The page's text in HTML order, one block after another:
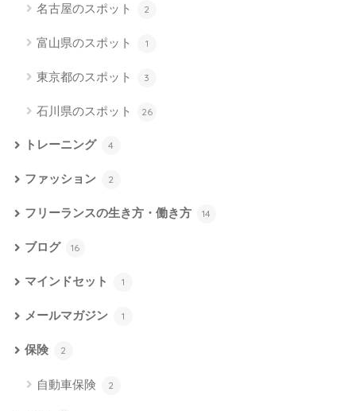
名古屋のスポット 2
富山県のスポット 1
東京都のスポット 3
石川県のスポット 26
トレーニング 4
ファッション 2
フリーランスの生き方・働き方 14
ブログ 16
マインドセット 1
メールマガジン 1
保険 2
自動車保険 2